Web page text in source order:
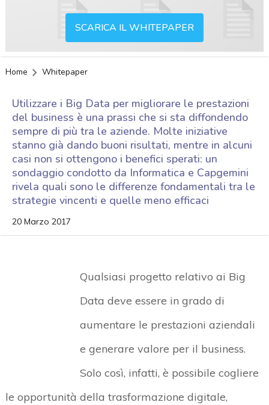
SCARICA IL WHITEPAPER
Home Whitepaper
Utilizzare i Big Data per migliorare le prestazioni
del business è una prassi che si sta diffondendo
sempre di più tra le aziende. Molte iniziative
stanno già dando buoni risultati, mentre in alcuni
casi non si ottengono i benefici sperati: un
sondaggio condotto da Informatica e Capgemini
rivela quali sono le differenze fondamentali tra le
strategie vincenti e quelle meno efficaci
20 Marzo 2017
Qualsiasi progetto relativo ai Big
Data deve essere in grado di
aumentare le prestazioni aziendali
e generare valore per il business.
Solo così, infatti, è possibile cogliere
le opportunità della trasformazione digitale,